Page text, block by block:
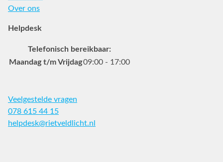
Over ons
Helpdesk
Telefonisch bereikbaar:
Maandag t/m Vrijdag09:00 - 17:00
Veelgestelde vragen
078 615 44 15
helpdesk@rietveldlicht.nl